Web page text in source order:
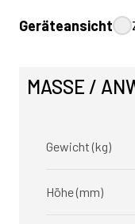
Geräteansicht
MASSE /
Gewicht (kg)
Höhe (mm)